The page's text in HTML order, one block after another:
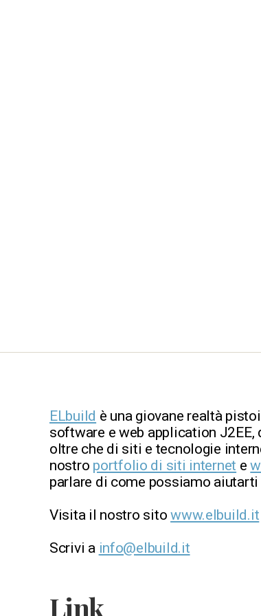
ELbuild è una giovane realtà
software e web application J2EE,
oltre che di siti e tecnologie
nostro portfolio di siti internet e
parlare di come possiamo
Visita il nostro sitowww.elbuild.it
Scrivi a info@elbuild.it
Link